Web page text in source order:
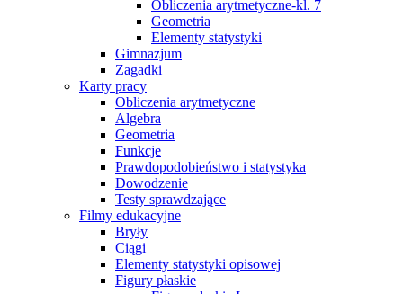
Obliczenia arytmetyczne-kl. 7
Geometria
Elementy statystyki
Gimnazjum
Zagadki
Karty pracy
Obliczenia arytmetyczne
Algebra
Geometria
Funkcje
Prawdopodobieństwo i statystyka
Dowodzenie
Testy sprawdzające
Filmy edukacyjne
Bryły
Ciągi
Elementy statystyki opisowej
Figury płaskie